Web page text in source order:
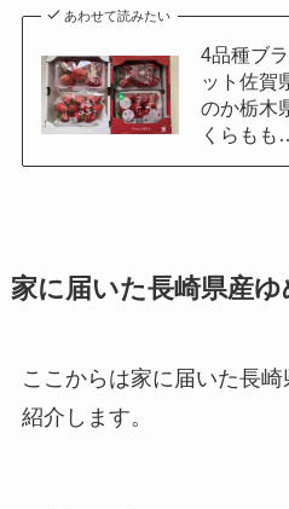
あわせて読みたい
4品種ブ
ット佐賀
のか栃木
くらもも
家に届いた長崎県産
ここからは家に届いた長
紹介します。